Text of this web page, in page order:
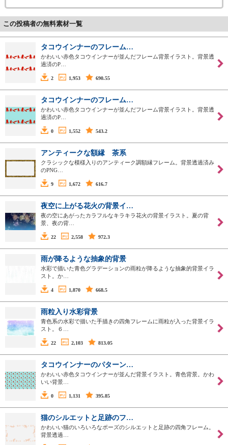
この投稿者の無料素材一覧
タコウインナーのフレーム…
かわいい赤色タコウインナーが並んだフレーム背景イラスト。背景透
過済のP…
2 1,953 690.55
タコウインナーのフレーム…
かわいい赤色タコウインナーが並んだフレーム背景イラスト。背景透
過済のP…
0 1,552 543.2
アンティークな額縁 茶系
クラシックな模様入りのアンティーク調額縁フレーム。背景透過済み
のPNG…
9 1,672 616.7
夜空に上がる花火の背景イ…
夜の空にあがったカラフルなキラキラ花火の背景イラスト。夏の背
景、夜の背…
22 2,558 972.3
雨が降るような抽象的背景
水彩で描いた青色グラデーションの雨粒が降るような抽象的背景イラ
スト。か…
4 1,870 668.5
雨粒入り水彩背景
青色系の水彩で描いた手描きの四角フレームに雨粒が入った背景イラ
スト。６…
22 2,103 813.05
タコウインナーのパターン…
かわいい赤色タコウインナーが並んだ背景イラスト。青色背景。かわ
いい背景…
0 1,131 395.85
猫のシルエットと足跡のフ…
かわいい猫のいろいろなポーズのシルエットと足跡の四角フレーム。
背景透過…